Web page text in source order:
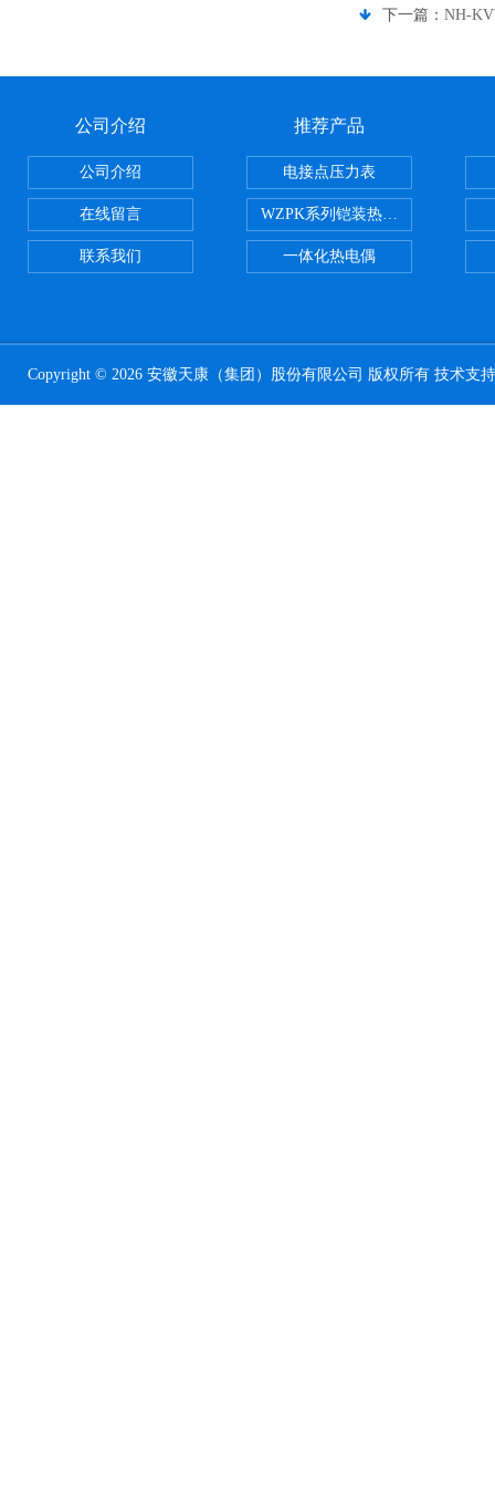
下一篇： NH-
公司介绍
公司介绍
在线留言
联系我们
推荐产品
电接点压力表
WZPK系列铠装热电阻
一体化热电偶
Copyright © 2026 安徽天康（集团）股份有限公司 版权所有 技术支